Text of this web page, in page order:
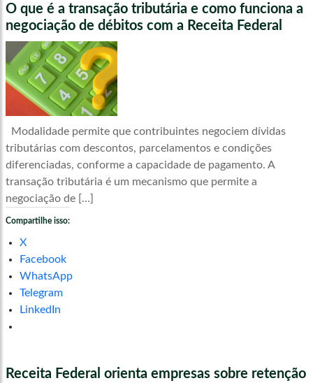
O que é a transação tributária e como funciona a
negociação de débitos com a Receita Federal
Modalidade permite que contribuintes negociem dívidas
tributárias com descontos, parcelamentos e condições
diferenciadas, conforme a capacidade de pagamento. A
transação tributária é um mecanismo que permite a
negociação de […]
Compartilhe isso:
X
Facebook
WhatsApp
Telegram
LinkedIn
Receita Federal orienta empresas sobre retenção